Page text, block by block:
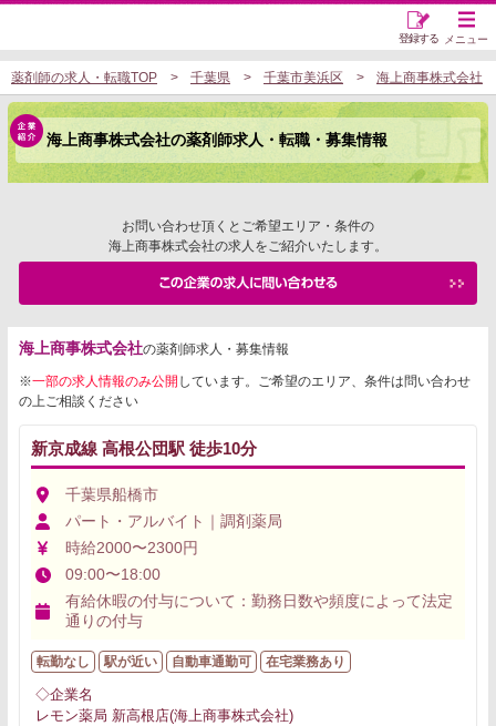
メニュー
登録する
薬剤師の求人・転職TOP 千葉県 千葉市美浜区 海上商事株式会社
海上商事株式会社の薬剤師求人・転職・募集情報
お問い合わせ頂くとご希望エリア・条件の
海上商事株式会社の求人をご紹介いたします。
海上商事株式会社の薬剤師求人・募集情報
※一部の求人情報のみ公開 しています。ご希望のエリア、条件は問い合わせ
の上ご相談ください
新京成線 高根公団駅 徒歩10分
千葉県船橋市
パート・アルバイト｜調剤薬局
時給2000〜2300円
09:00〜18:00
有給休暇の付与について：勤務日数や頻度によって法定
通りの付与
転勤なし 駅が近い 自動車通勤可 在宅業務あり
◇企業名
レモン薬局 新高根店(海上商事株式会社)